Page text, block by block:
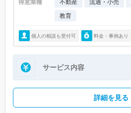
得意業種 不動産 流通・小売
教育
個人の相談も受付可 料金・事例あり
サービス内容
詳細を見る